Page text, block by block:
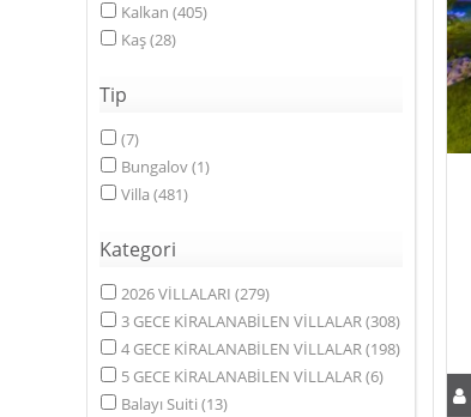
Kalkan (405)
Kaş(28)
Tip
(7)
Bungalov(1)
Villa (481)
Kategori
2026 VİLLALARI (279)
3 GECE KİRALANABİLEN VİLLALAR(308)
4 GECE KİRALANABİLEN VİLLALAR(198)
5 GECE KİRALANABİLEN VİLLALAR(6)
Balayı Suiti (13)